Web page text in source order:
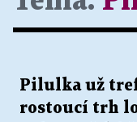
Pilulka už
rostoucí trh